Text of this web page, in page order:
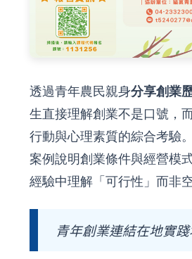
透過青年農民親身分享創業
生直接理解創業不是口號，
行動與心理素質的綜合考驗
案例說明創業條件與經營模
經驗中理解「可行性」而非
青年創業連結在地實